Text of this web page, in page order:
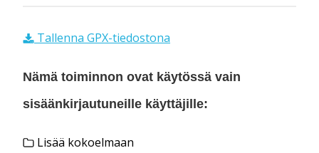
Tallenna GPX-tiedostona
Nämä toiminnon ovat käytössä vain
sisäänkirjautuneille käyttäjille:
Lisää kokoelmaan